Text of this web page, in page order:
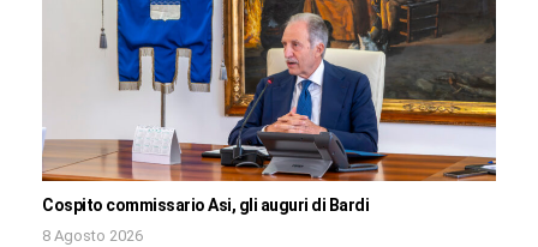
Cospito commissario Asi, gli auguri di Bardi
8 Agosto 2026